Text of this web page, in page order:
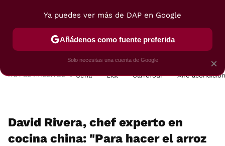
POSTRES VIAJES SELECCIÓN VEGUI
HOY SE HABLA DE Cena Lidl Carrefour Aire
David Rivera, chef experto en
cocina china: "Para hacer el arroz
×
Ya puedes ver más de DAP en Google
Añádenos como fuente preferida
Solo necesitas una cuenta de Google